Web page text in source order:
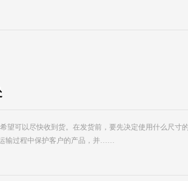
望可以尽快收到货。在发货前，要先决定使用什么尺寸
输过程中保护客户的产品，并……